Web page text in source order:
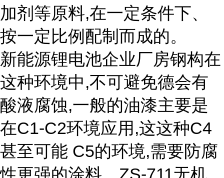
加剂等原料,在一定条件下、
按一定比例配制而成的。
新能源锂电池企业厂房钢构在
这种环境中,不可避免德会有
酸液腐蚀,一般的油漆主要是
在C1-C2环境应用,这这种C4
甚至可能 C5的环境,需要防腐
性更强的涂料。ZS-711无机